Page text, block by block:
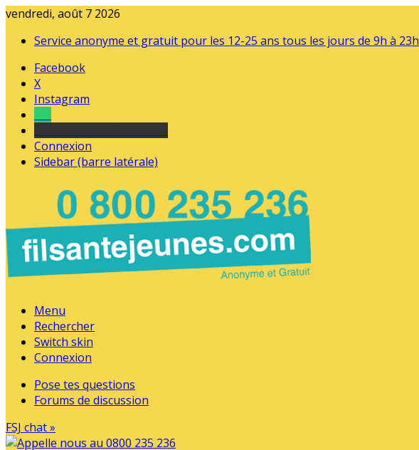
vendredi, août 7 2026
Service anonyme et gratuit pour les 12-25 ans tous les jours de 9h à 23h
Facebook
X
Instagram
Connexion
Sidebar (barre latérale)
Menu
Rechercher
Switch skin
Connexion
Pose tes questions
Forums de discussion
FSJ chat »